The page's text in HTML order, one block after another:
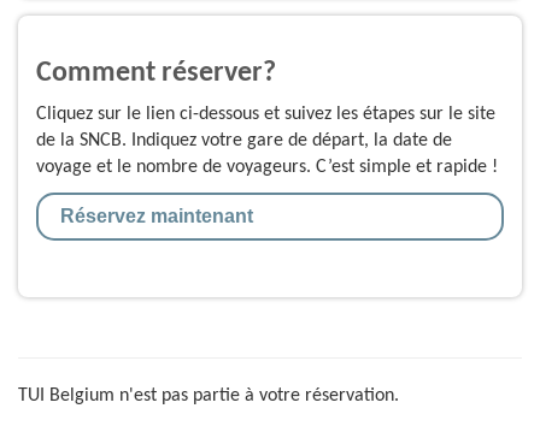
Comment réserver?
Cliquez sur le lien ci-dessous et suivez les étapes sur le site
de la SNCB. Indiquez votre gare de départ, la date de
voyage et le nombre de voyageurs. C’est simple et rapide !
Réservez maintenant
TUI Belgium n'est pas partie à votre réservation.